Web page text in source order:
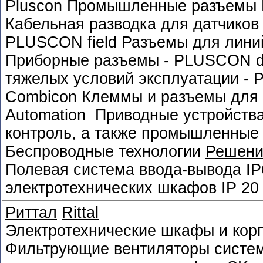
Pluscon Промышленные разъемы
Кабельная разводка для
PLUSCON field Разъемы для
Приборные разъемы -
тяжелых условий эксплуатации -
Combicon Клеммы и разъемы для
Automation Приводные
контроль, а также
Беспроводные технологии
Полевая система ввода-вывода
электротехнических шкафов IP 20
Риттал Rittal
Электротехнические шкафы и
Фильтрующие вентиляторы